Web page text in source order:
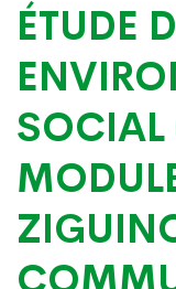
ÉTUDE
SOCIAL